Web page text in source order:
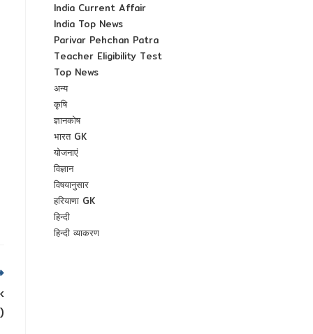
India Current Affair
India Top News
Parivar Pehchan Patra
Teacher Eligibility Test
Top News
अन्य
कृषि
ज्ञानकोष
भारत GK
योजनाएं
विज्ञान
विषयानुसार
हरियाणा GK
हिन्दी
हिन्दी व्याकरण